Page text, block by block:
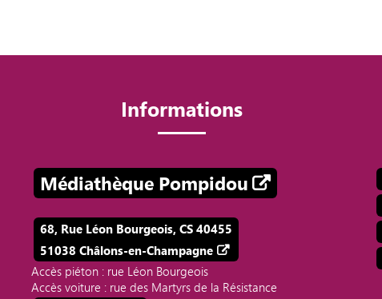
Informations
Médiathèque Pompidou
68, Rue Léon Bourgeois, CS 40455
51038 Châlons-en-Champagne
Accès piéton : rue Léon Bourgeois
Accès voiture : rue des Martyrs de la Résistance